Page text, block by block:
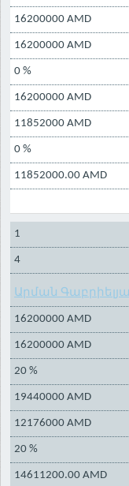
16200000 AMD
16200000 AMD
0 %
16200000 AMD
11852000 AMD
0 %
11852000.00 AMD
1
4
Արման
16200000 AMD
16200000 AMD
20 %
19440000 AMD
12176000 AMD
20 %
14611200.00 AMD